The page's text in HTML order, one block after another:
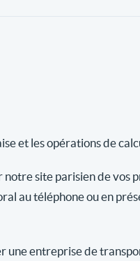
et les opérations de
notre site parisien de vos
au téléphone ou en
une entreprise de